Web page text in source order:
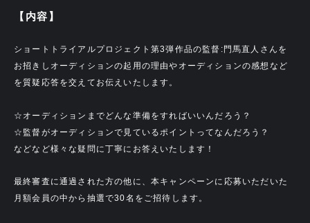
【内容】
ショートトライアルプロジェクト第3弾作品の監督:門馬直人さんを
お招きしオーディションの起用の理由やオーディションの感想など
を質疑応答を交えてお伝えいたします。
☆オーディションまでどんな準備をすればいいんだろう？
☆監督がオーディションで見ているポイントってなんだろう？
などなど様々な疑問に丁寧にお答えいたします！
最終審査に通過された方の他に、本キャンペーンに応募いただいた
月額会員の中から抽選で30名をご招待します。